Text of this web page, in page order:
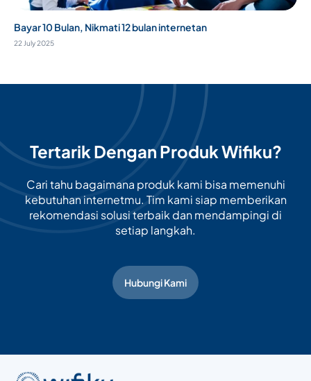
Bayar 10 Bulan, Nikmati 12 bulan internetan
22 July 2025
Tertarik Dengan Produk Wifiku?
Cari tahu bagaimana produk kami bisa memenuhi
kebutuhan internetmu. Tim kami siap memberikan
rekomendasi solusi terbaik dan mendampingi di
setiap langkah.
Hubungi Kami